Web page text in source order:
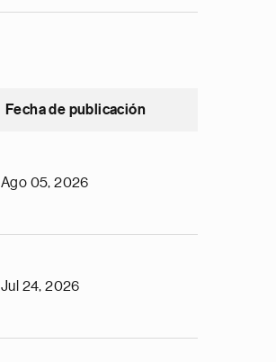
Fecha de publicación
Ago 05, 2026
Jul 24, 2026